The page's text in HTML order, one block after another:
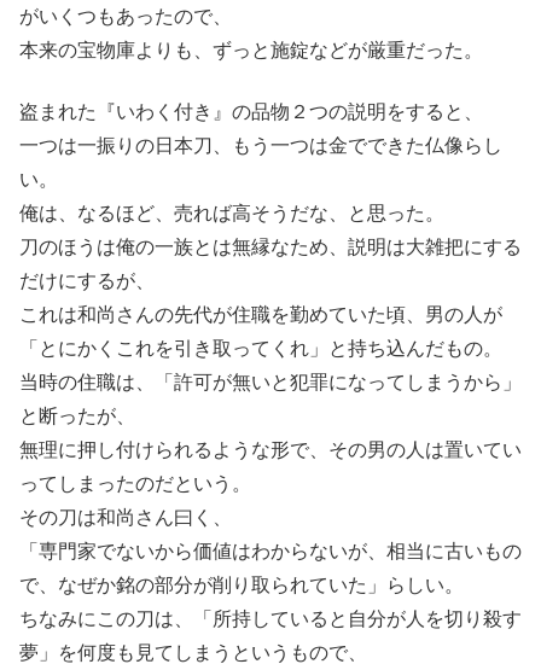
がいくつもあったので、
本来の宝物庫よりも、ずっと施錠などが厳重だった。
盗まれた『いわく付き』の品物２つの説明をすると、
一つは一振りの日本刀、もう一つは金でできた仏像らし
い。
俺は、なるほど、売れば高そうだな、と思った。
刀のほうは俺の一族とは無縁なため、説明は大雑把にする
だけにするが、
これは和尚さんの先代が住職を勤めていた頃、男の人が
「とにかくこれを引き取ってくれ」と持ち込んだもの。
当時の住職は、「許可が無いと犯罪になってしまうから」
と断ったが、
無理に押し付けられるような形で、その男の人は置いてい
ってしまったのだという。
その刀は和尚さん曰く、
「専門家でないから価値はわからないが、相当に古いもの
で、なぜか銘の部分が削り取られていた」らしい。
ちなみにこの刀は、「所持していると自分が人を切り殺す
夢」を何度も見てしまうというもので、